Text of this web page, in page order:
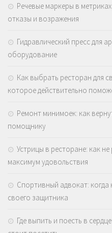
Речевые маркеры в
отказы и возражения
Гидравлический пресс для
оборудование
Как выбрать ресторан для
которое действительно
Ремонт минимоек: как
помощнику
Устрицы в ресторане: как не
максимум удовольствия
Спортивный адвокат: когда
своего защитника
Где выпить и поесть в